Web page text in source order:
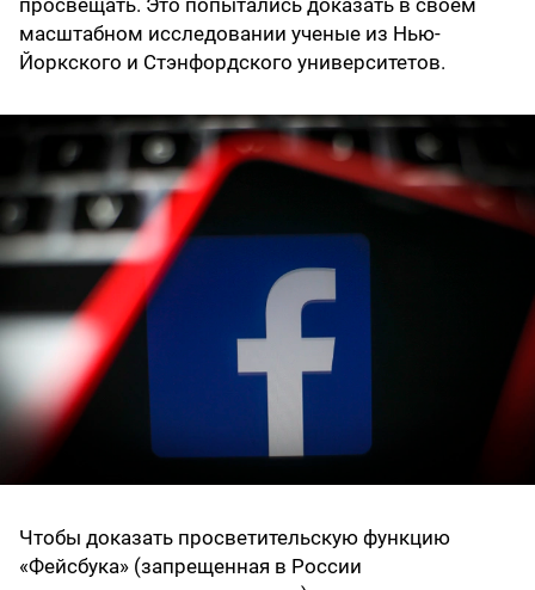
просвещать. Это попытались доказать в своем
масштабном исследовании ученые из Нью-
Йоркского и Стэнфордского университетов.
Чтобы доказать просветительскую функцию
«Фейсбука» (запрещенная в России